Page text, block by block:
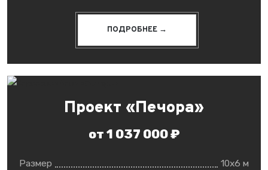
ПОДРОБНЕЕ →
Проект «Печора»
от 1 037 000 ₽
Размер
10x6 м